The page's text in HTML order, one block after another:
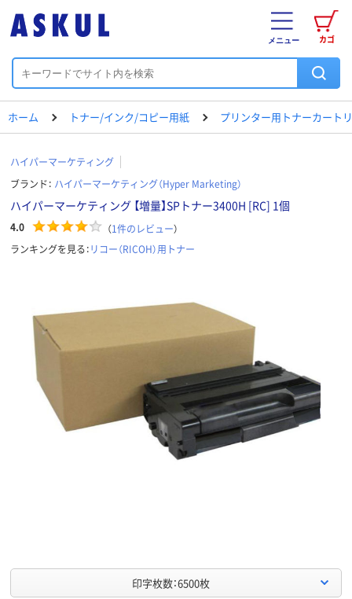
カゴ
メニュー
ホーム トナー/インク/コピー用紙 プリンター用トナーカート
ハイパーマーケティング
ブランド： ハイパーマーケティング（Hyper Marketing）
ハイパーマーケティング 【増量】SPトナー3400H [RC] 1個
4.0 （1件のレビュー）
ランキングを見る：リコー（RICOH）用トナー
印字枚数：6500枚